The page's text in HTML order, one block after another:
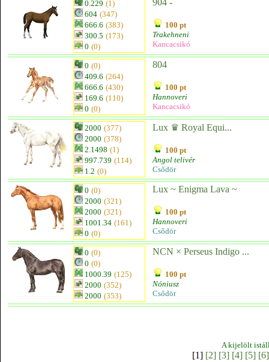
0.229 (1)
604 (347)
666.6 (383)
300.5 (173)
0 (0)
904 -
100 pt
Trakehneni
Kancacsikó
0 (0)
409.6 (264)
666.6 (430)
169.6 (110)
0 (0)
804
100 pt
Hannoveri
Kancacsikó
2000 (377)
2000 (378)
2.1498 (1)
997.739 (114)
1.2 (0)
Lux ♛ Royal Equi...
100 pt
Angol telivér
Csődör
0 (0)
2000 (321)
2000 (321)
1001.34 (161)
0 (0)
Lux ~ Enigma Lava ~
100 pt
Hannoveri
Csődör
0 (0)
0 (0)
1000.39 (125)
2000 (352)
2000 (353)
NCN × Perseus Indigo ...
100 pt
Nóniusz
Csődör
A kijelölt
[1] [2] [3] [4] [5] [6]